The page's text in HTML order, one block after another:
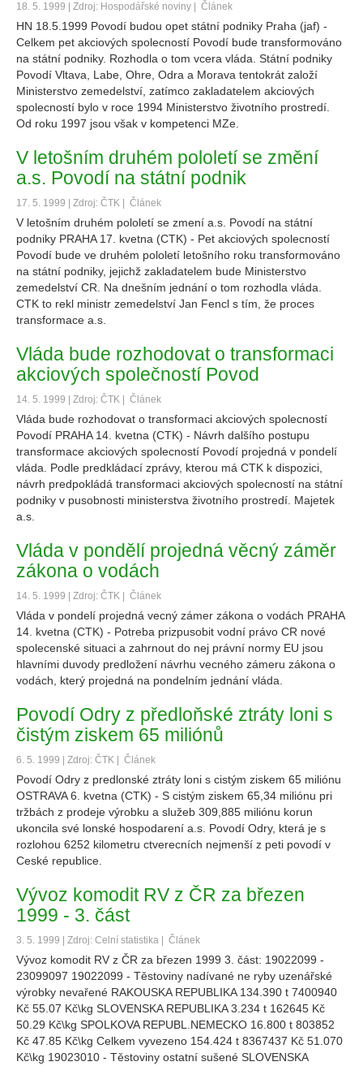
18. 5. 1999 | Zdroj: Hospodářské noviny | Článek
HN 18.5.1999 Povodí budou opet státní podniky Praha (jaf) -
Celkem pet akciových spolecností Povodí bude transformováno
na státní podniky. Rozhodla o tom vcera vláda. Státní podniky
Povodí Vltava, Labe, Ohre, Odra a Morava tentokrát založí
Ministerstvo zemedelství, zatímco zakladatelem akciových
spolecností bylo v roce 1994 Ministerstvo životního prostredí.
Od roku 1997 jsou však v kompetenci MZe.
V letošním druhém pololetí se změní
a.s. Povodí na státní podnik
17. 5. 1999 | Zdroj: ČTK | Článek
V letošním druhém pololetí se zmení a.s. Povodí na státní
podniky PRAHA 17. kvetna (CTK) - Pet akciových spolecností
Povodí bude ve druhém pololetí letošního roku transformováno
na státní podniky, jejichž zakladatelem bude Ministerstvo
zemedelství CR. Na dnešním jednání o tom rozhodla vláda.
CTK to rekl ministr zemedelství Jan Fencl s tím, že proces
transformace a.s.
Vláda bude rozhodovat o transformaci
akciových společností Povod
14. 5. 1999 | Zdroj: ČTK | Článek
Vláda bude rozhodovat o transformaci akciových spolecností
Povodí PRAHA 14. kvetna (CTK) - Návrh dalšího postupu
transformace akciových spolecností Povodí projedná v pondelí
vláda. Podle predkládací zprávy, kterou má CTK k dispozici,
návrh predpokládá transformaci akciových spolecností na státní
podniky v pusobnosti ministerstva životního prostredí. Majetek
a.s.
Vláda v pondělí projedná věcný záměr
zákona o vodách
14. 5. 1999 | Zdroj: ČTK | Článek
Vláda v pondelí projedná vecný zámer zákona o vodách PRAHA
14. kvetna (CTK) - Potreba prizpusobit vodní právo CR nové
spolecenské situaci a zahrnout do nej právní normy EU jsou
hlavními duvody predložení návrhu vecného zámeru zákona o
vodách, který projedná na pondelním jednání vláda.
Povodí Odry z předloňské ztráty loni s
čistým ziskem 65 miliónů
6. 5. 1999 | Zdroj: ČTK | Článek
Povodí Odry z predlonské ztráty loni s cistým ziskem 65 miliónu
OSTRAVA 6. kvetna (CTK) - S cistým ziskem 65,34 miliónu pri
tržbách z prodeje výrobku a služeb 309,885 miliónu korun
ukoncila své lonské hospodarení a.s. Povodí Odry, která je s
rozlohou 6252 kilometru ctverecních nejmenší z peti povodí v
Ceské republice.
Vývoz komodit RV z ČR za březen
1999 - 3. část
3. 5. 1999 | Zdroj: Celní statistika | Článek
Vývoz komodit RV z ČR za březen 1999 3. část: 19022099 -
23099097 19022099 - Těstoviny nadívané ne ryby uzenářské
výrobky nevařené RAKOUSKA REPUBLIKA 134.390 t 7400940
Kč 55.07 Kč\kg SLOVENSKA REPUBLIKA 3.234 t 162645 Kč
50.29 Kč\kg SPOLKOVA REPUBL.NEMECKO 16.800 t 803852
Kč 47.85 Kč\kg Celkem vyvezeno 154.424 t 8367437 Kč 51.070
Kč\kg 19023010 - Těstoviny ostatní sušené SLOVENSKA